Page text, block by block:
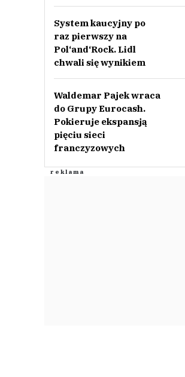
System kaucyjny po
raz pierwszy na
Pol‘and‘Rock. Lidl
chwali się wynikiem
Waldemar Pajek wraca
do Grupy Eurocash.
Pokieruje ekspansją
pięciu sieci
franczyzowych